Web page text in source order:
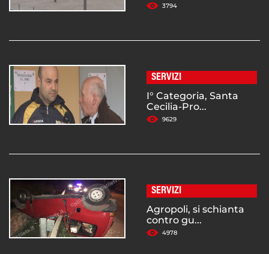
3794
SERVIZI
I° Categoria, Santa
Cecilia-Pro...
9629
SERVIZI
Agropoli, si schianta
contro gu...
4978